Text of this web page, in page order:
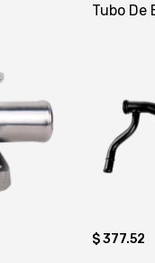
Tubo De
$ 377.52